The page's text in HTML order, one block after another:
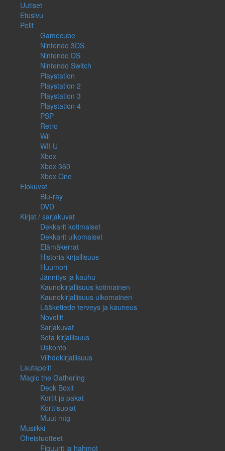
Uutiset
Etusivu
Pelit
Gamecube
Nintendo 3DS
Nintendo DS
Nintendo Switch
Playstation
Playstation 2
Playstation 3
Playstation 4
PSP
Retro
Wii
WII U
Xbox
Xbox 360
Xbox One
Elokuvat
Blu-ray
DVD
Kirjat / sarjakuvat
Dekkarit kotimaiset
Dekkarit ulkomaiset
Elämäkerrat
Historia kirjallisuus
Huumori
Jännitys ja kauhu
Kaunokirjallisuus kotimainen
Kaunokirjallisuus ulkomainen
Lääketiede terveys ja kauneus
Novellit
Sarjakuvat
Sota kirjallisuus
Uskonto
Viihdekirjallisuus
Lautapelit
Magic the Gathering
Deck Boxit
Kortit ja pakat
Korttisuojat
Muut mtg
Musiikki
Oheistuotteet
Figuurit ja hahmot